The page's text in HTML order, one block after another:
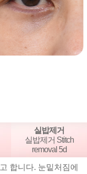
실밥제거
실밥제거 Stitch
removal 5d
합니다. 눈밑처짐에